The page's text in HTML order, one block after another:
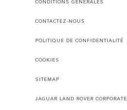
CONDITIONS GÉNÉRALES
CONTACTEZ-NOUS
POLITIQUE DE CONFIDENTIALITÉ
COOKIES
SITEMAP
JAGUAR LAND ROVER CORPORATE